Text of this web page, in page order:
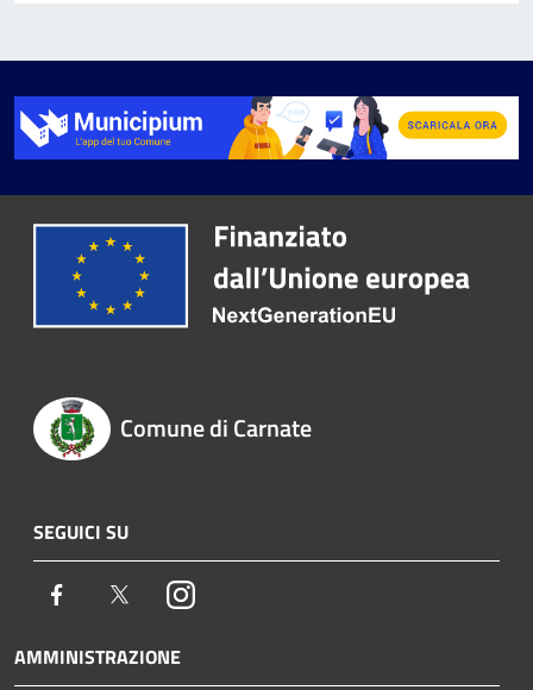
Comune di Carnate
SEGUICI SU
Facebook TwitterInstagram
AMMINISTRAZIONE